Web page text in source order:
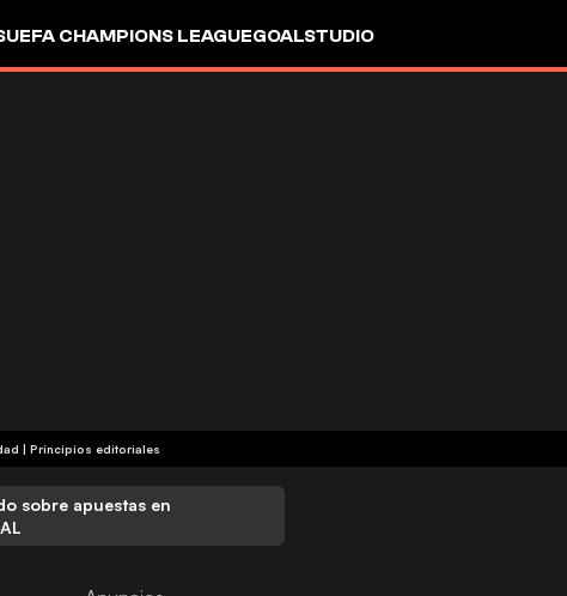
UEFA CHAMPIONS LEAGUEGOALSTUDIO
| Principios editoriales
sobre apuestas en